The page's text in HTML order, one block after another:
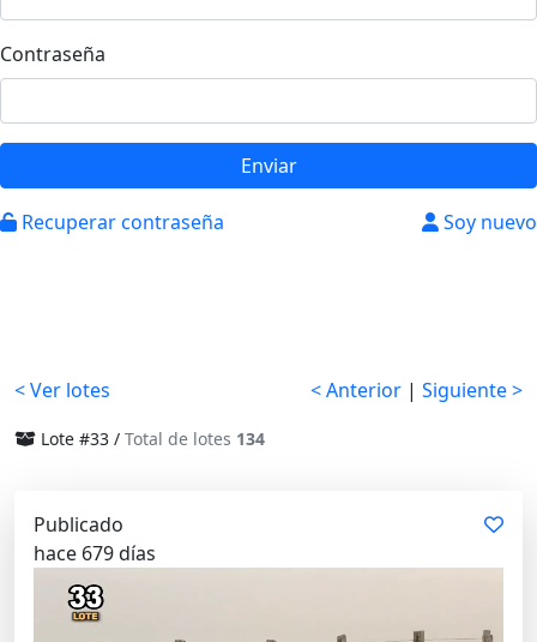
Contraseña
Enviar
Recuperar contraseña Soy nuevo
< Ver lotes < Anterior | Siguiente >
Lote #33 / Total de lotes 134
Publicado
hace 679 días